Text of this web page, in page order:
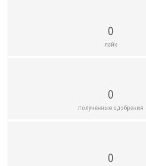
0
лайк
0
полученные одобрения
0